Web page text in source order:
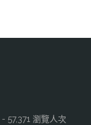
- 57,371 瀏覽人次